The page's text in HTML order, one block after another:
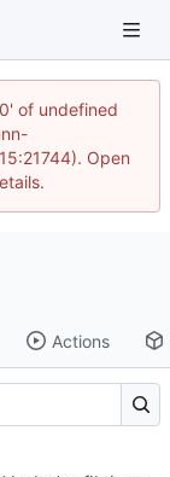
of undefined
Open
Actions